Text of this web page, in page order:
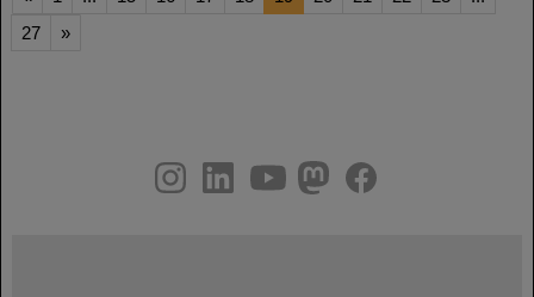
27
»
youtube
helmholtz.social
facebook